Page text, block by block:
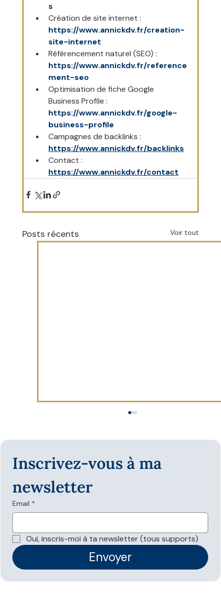
s
Création de site internet :
https://www.annickdv.fr/creation-
site-internet
Référencement naturel (SEO) :
https://www.annickdv.fr/reference
ment-seo
Optimisation de fiche Google
Business Profile :
https://www.annickdv.fr/google-
business-profile
Campagnes de backlinks :
https://www.annickdv.fr/backlinks
Contact :
https://www.annickdv.fr/contact
Posts récents Voir tout
nécessaires pour apparaître dans les
réponses IA ?
Inscrivez-vous à ma
newsletter
Email *
Oui, inscris-moi à ta newsletter (tous supports)
Envoyer